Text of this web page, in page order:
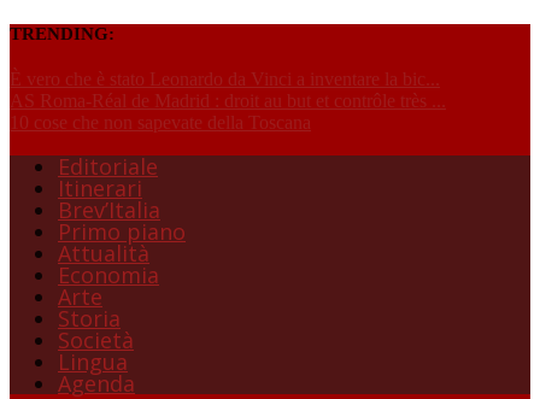
TRENDING:
È vero che è stato Leonardo da Vinci a inventare la bic...
AS Roma-Réal de Madrid : droit au but et contrôle très ...
10 cose che non sapevate della Toscana
Editoriale
Itinerari
Brev’Italia
Primo piano
Attualità
Economia
Arte
Storia
Società
Lingua
Agenda